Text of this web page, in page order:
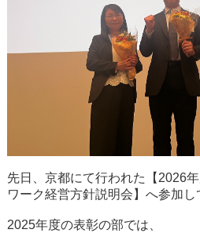
先日、京都にて行われた【2026
ワーク経営方針説明会】へ参加し
2025年度の表彰の部では、